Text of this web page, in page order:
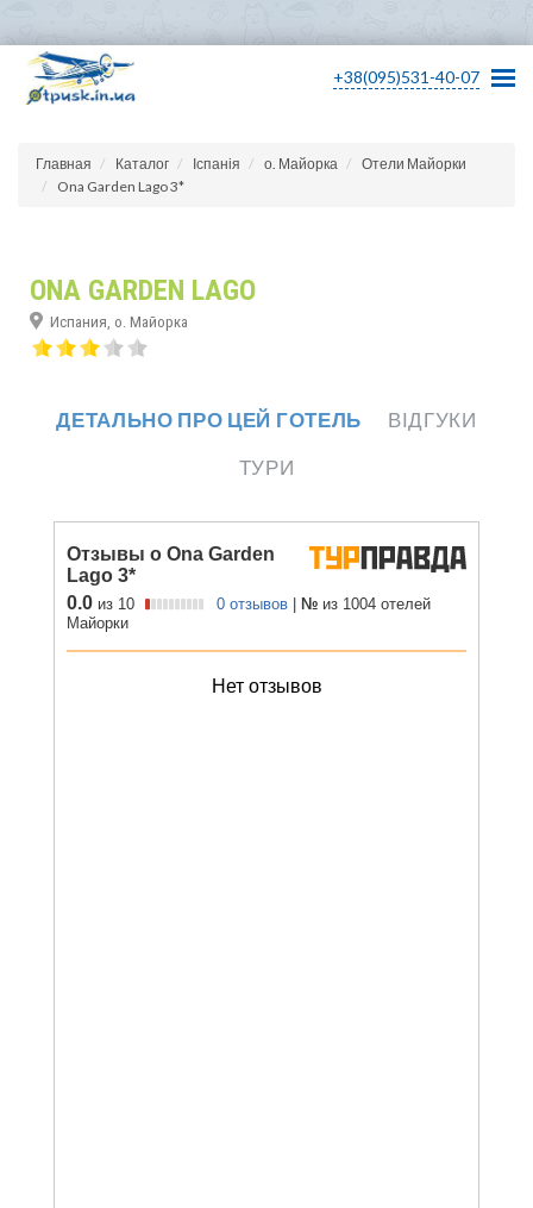
+38(095)531-40-07
Главная Каталог Іспанія о. Майорка
Отели Майорки
Ona Garden Lago 3*
ONA GARDEN LAGO
Испания, о. Майорка
ДЕТАЛЬНО ПРО ЦЕЙ ГОТЕЛЬ
ВІДГУКИ
ТУРИ